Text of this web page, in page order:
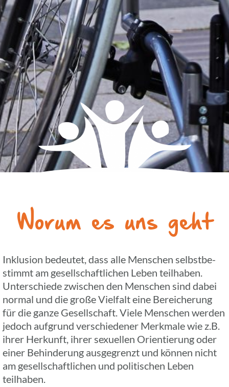
Worum es uns geht
Inklu­sion bedeu­tet, dass alle Menschen selbst­be­
stimmt am gesell­schaft­li­chen Leben teil­ha­ben.
Unter­schiede zwischen den Menschen sind dabei
normal und die große Viel­falt eine Berei­che­rung
für die ganze Gesell­schaft. Viele Menschen werden
jedoch aufgrund verschie­de­ner Merk­male wie z.B.
ihrer Herkunft, ihrer sexu­el­len Orien­tie­rung oder
einer Behin­de­rung ausge­grenzt und können nicht
am gesell­schaft­li­chen und poli­ti­schen Leben
teilhaben.